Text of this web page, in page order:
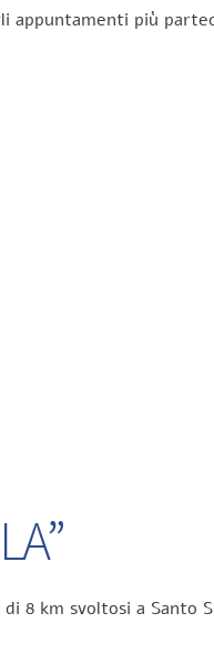
appuntamenti più
8 km svoltosi a Santo